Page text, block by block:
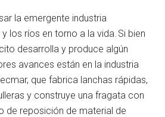
la emergente industria
los ríos en torno a la vida. Si bien
desarrolla y produce algún
avances están en la industria
que fabrica lanchas rápidas,
y construye una fragata con
de reposición de material de